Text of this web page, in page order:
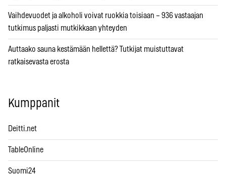
Vaihdevuodet ja alkoholi voivat ruokkia toisiaan – 936 vastaajan
tutkimus paljasti mutkikkaan yhteyden
Auttaako sauna kestämään hellettä? Tutkijat muistuttavat
ratkaisevasta erosta
Kumppanit
Deitti.net
TableOnline
Suomi24